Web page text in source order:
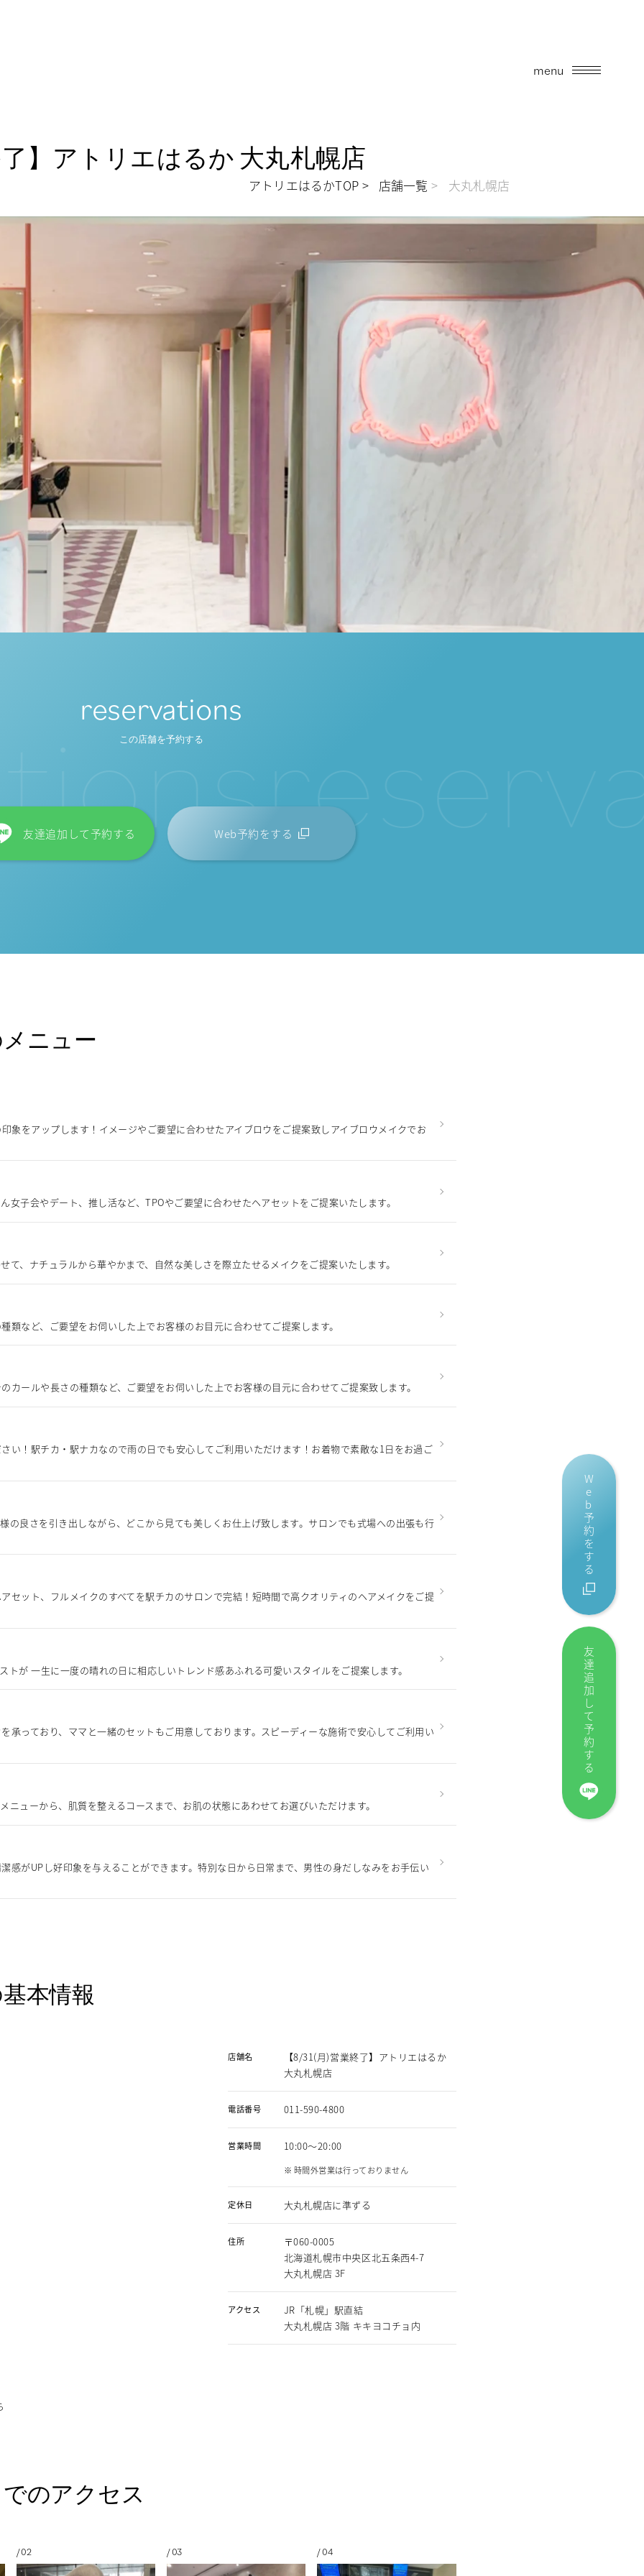
menu
了】アトリエはるか 大丸札幌店
アトリエはるかTOP 店舗一覧 大丸札幌店
reservations
この店舗を予約する
友達追加して予約する Web予約をする
ionsres
ニュー
象をアップします！イメージやご要望に合わせたアイブロウをご提案致しアイブロウメイクでお
女子会やデート、推し活など、TPOやご要望に合わせたヘアセットをご提案いたします。
て、ナチュラルから華やかまで、自然な美しさを際立たせるメイクをご提案いたします。
類など、ご要望をお伺いした上でお客様のお目元に合わせてご提案します。
カールや長さの種類など、ご要望をお伺いした上でお客様の目元に合わせてご提案致します。
い！駅チカ・駅ナカなので雨の日でも安心してご利用いただけます！お着物で素敵な1日をお過ご
の良さを引き出しながら、どこから見ても美しくお仕上げ致します。サロンでも式場への出張も行
セット、フルメイクのすべてを駅チカのサロンで完結！短時間で高クオリティのヘアメイクをご提
トが 一生に一度の晴れの日に相応しいトレンド感あふれる可愛いスタイルをご提案します。
承っており、ママと一緒のセットもご用意しております。スピーディーな施術で安心してご利用い
ニューから、肌質を整えるコースまで、お肌の状態にあわせてお選びいただけます。
感がUPし好印象を与えることができます。特別な日から日常まで、男性の身だしなみをお手伝い
本情報
店舗名
【8/31(月)営業終了】アトリエはるか
大丸札幌店
電話番号 011-590-4800
営業時間 10:00～20:00
※ 時間外営業は行っておりません
定休日 大丸札幌店に準ずる
住所
〒060-0005
北海道札幌市中央区北五条西4-7
大丸札幌店 3F
アクセス
JR「札幌」駅直結
大丸札幌店 3階 キキヨコチョ内
のアクセス
友達追加して予約する
Web予約をする